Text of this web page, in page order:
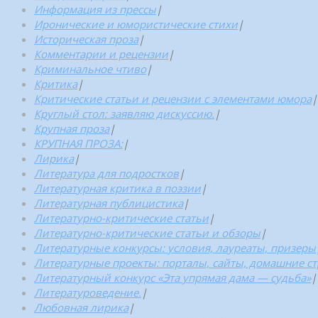
Информация из прессы |
Иронические и юмористические стихи |
Историческая проза|
Комментарии и рецензии |
Криминальное чтиво|
Критика|
Критические статьи и рецензии с элементами юмора|
Круглый стол: заявляю дискуссию. |
Крупная проза|
КРУПНАЯ ПРОЗА:|
Лирика|
Литература для подростков |
Литературная критика в поэзии |
Литературная публицистика|
Литературно-критические статьи |
Литературно-критические статьи и обзоры |
Литературные конкурсы: условия, лауреаты, призеры
Литературные проекты: порталы, сайты, домашние
Литературный конкурс «Эта упрямая дама — судьба»|
Литературоведение. |
Любовная лирика|